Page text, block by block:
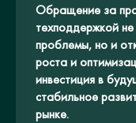
Обращение за
техподдержкой
проблемы, но и
роста и
инвестиция в
стабильное
рынке.